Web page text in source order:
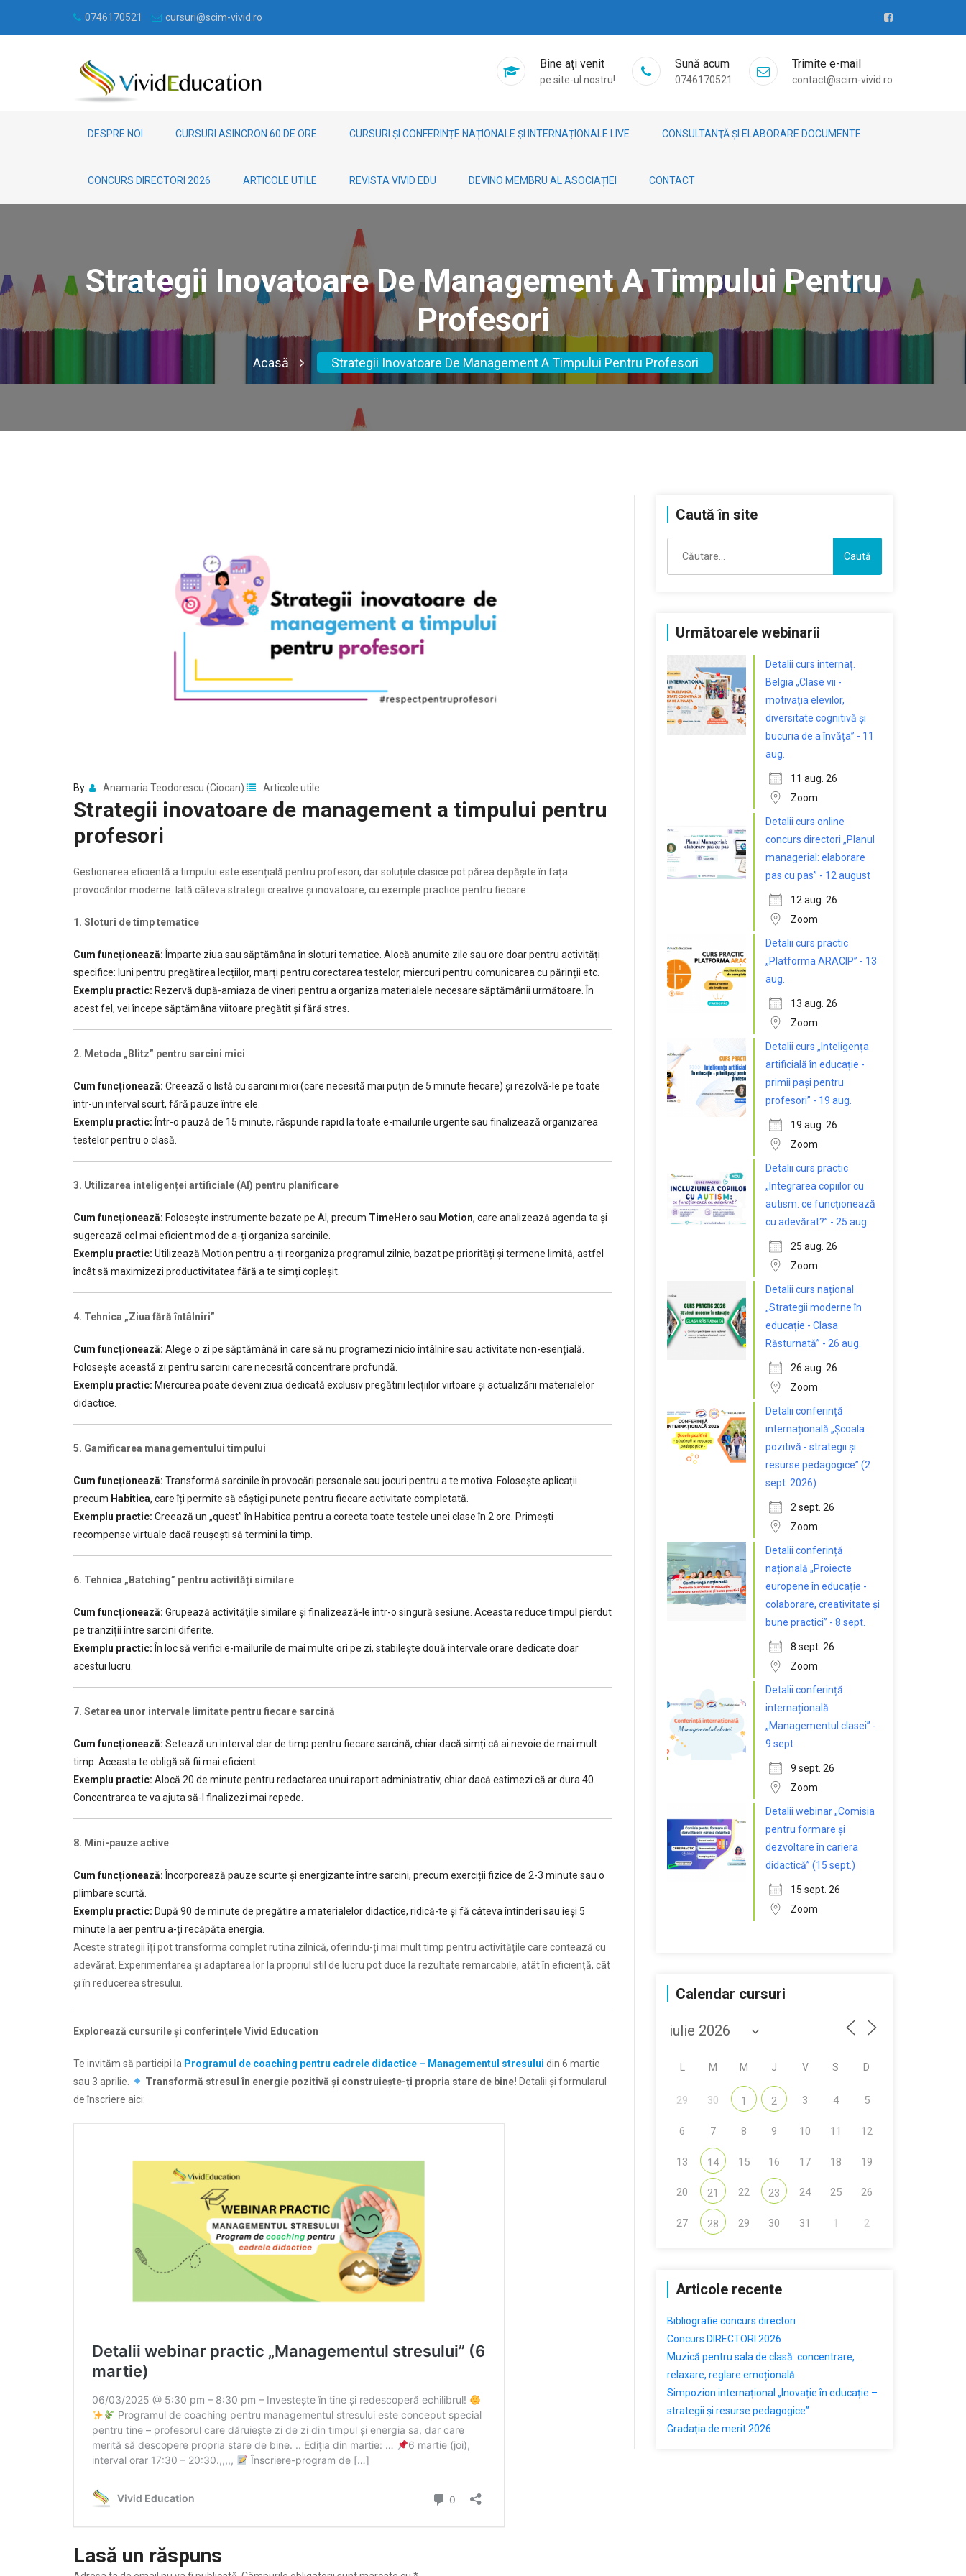
0746170521 cursuri@scim-vivid.ro
Bine ați venit
pe site-ul nostru!
Sună acum
0746170521
Trimite e-mail
contact@scim-vivid.ro
DESPRE NOI CURSURI ASINCRON 60 DE ORE CURSURI ȘI CONFERINȚE NAȚIONALE ȘI INTERNAȚIONALE LIVE CONSULTANŢĂ ȘI ELABORARE DOCUMENTE
CONCURS DIRECTORI 2026 ARTICOLE UTILE REVISTA VIVID EDU DEVINO MEMBRU AL ASOCIAȚIEI CONTACT
Strategii Inovatoare De Management A Timpului Pentru
Profesori
Acasă Strategii Inovatoare De Management A Timpului Pentru Profesori
By: Anamaria Teodorescu (Ciocan) Articole utile
Strategii inovatoare de management a timpului pentru
profesori
Gestionarea eficientă a timpului este esențială pentru profesori, dar soluțiile clasice pot părea depășite în fața
provocărilor moderne. Iată câteva strategii creative și inovatoare, cu exemple practice pentru fiecare:
1. Sloturi de timp tematice
Cum funcționează: Împarte ziua sau săptămâna în sloturi tematice. Alocă anumite zile sau ore doar pentru activități
specifice: luni pentru pregătirea lecțiilor, marți pentru corectarea testelor, miercuri pentru comunicarea cu părinții etc.
Exemplu practic: Rezervă după-amiaza de vineri pentru a organiza materialele necesare săptămânii următoare. În
acest fel, vei începe săptămâna viitoare pregătit și fără stres.
2. Metoda „Blitz” pentru sarcini mici
Cum funcționează: Creează o listă cu sarcini mici (care necesită mai puțin de 5 minute fiecare) și rezolvă-le pe toate
într-un interval scurt, fără pauze între ele.
Exemplu practic: Într-o pauză de 15 minute, răspunde rapid la toate e-mailurile urgente sau finalizează organizarea
testelor pentru o clasă.
3. Utilizarea inteligenței artificiale (AI) pentru planificare
Cum funcționează: Folosește instrumente bazate pe AI, precum TimeHero sau Motion, care analizează agenda ta și
sugerează cel mai eficient mod de a-ți organiza sarcinile.
Exemplu practic: Utilizează Motion pentru a-ți reorganiza programul zilnic, bazat pe priorități și termene limită, astfel
încât să maximizezi productivitatea fără a te simți copleșit.
4. Tehnica „Ziua fără întâlniri”
Cum funcționează: Alege o zi pe săptămână în care să nu programezi nicio întâlnire sau activitate non-esențială.
Folosește această zi pentru sarcini care necesită concentrare profundă.
Exemplu practic: Miercurea poate deveni ziua dedicată exclusiv pregătirii lecțiilor viitoare și actualizării materialelor
didactice.
5. Gamificarea managementului timpului
Cum funcționează: Transformă sarcinile în provocări personale sau jocuri pentru a te motiva. Folosește aplicații
precum Habitica, care îți permite să câștigi puncte pentru fiecare activitate completată.
Exemplu practic: Creează un „quest” în Habitica pentru a corecta toate testele unei clase în 2 ore. Primești
recompense virtuale dacă reușești să termini la timp.
6. Tehnica „Batching” pentru activități similare
Cum funcționează: Grupează activitățile similare și finalizează-le într-o singură sesiune. Aceasta reduce timpul pierdut
pe tranziții între sarcini diferite.
Exemplu practic: În loc să verifici e-mailurile de mai multe ori pe zi, stabilește două intervale orare dedicate doar
acestui lucru.
7. Setarea unor intervale limitate pentru fiecare sarcină
Cum funcționează: Setează un interval clar de timp pentru fiecare sarcină, chiar dacă simți că ai nevoie de mai mult
timp. Aceasta te obligă să fii mai eficient.
Exemplu practic: Alocă 20 de minute pentru redactarea unui raport administrativ, chiar dacă estimezi că ar dura 40.
Concentrarea te va ajuta să-l finalizezi mai repede.
8. Mini-pauze active
Cum funcționează: Încorporează pauze scurte și energizante între sarcini, precum exerciții fizice de 2-3 minute sau o
plimbare scurtă.
Exemplu practic: După 90 de minute de pregătire a materialelor didactice, ridică-te și fă câteva întinderi sau ieși 5
minute la aer pentru a-ți recăpăta energia.
Aceste strategii îți pot transforma complet rutina zilnică, oferindu-ți mai mult timp pentru activitățile care contează cu
adevărat. Experimentarea și adaptarea lor la propriul stil de lucru pot duce la rezultate remarcabile, atât în eficiență, cât
și în reducerea stresului.
Explorează cursurile și conferințele Vivid Education
Te invităm să participi la Programul de coaching pentru cadrele didactice – Managementul stresului din 6 martie
sau 3 aprilie.
Transformă stresul în energie pozitivă și construiește-ți propria stare de bine! Detalii și formularul
de înscriere aici:
Lasă un răspuns
Caută în site
după:
Următoarele webinarii
Detalii curs internaț.
Belgia „Clase vii -
motivația elevilor,
diversitate cognitivă și
bucuria de a învăța” - 11
aug.
11 aug. 26
Zoom
Detalii curs online
concurs directori „Planul
managerial: elaborare
pas cu pas” - 12 august
12 aug. 26
Zoom
Detalii curs practic
„Platforma ARACIP” - 13
aug.
13 aug. 26
Zoom
Detalii curs „Inteligența
artificială în educație -
primii pași pentru
profesori” - 19 aug.
19 aug. 26
Zoom
Detalii curs practic
„Integrarea copiilor cu
autism: ce funcționează
cu adevărat?” - 25 aug.
25 aug. 26
Zoom
Detalii curs național
„Strategii moderne în
educație - Clasa
Răsturnată” - 26 aug.
26 aug. 26
Zoom
Detalii conferință
internațională „Școala
pozitivă - strategii și
resurse pedagogice” (2
sept. 2026)
2 sept. 26
Zoom
Detalii conferință
națională „Proiecte
europene în educație -
colaborare, creativitate și
bune practici” - 8 sept.
8 sept. 26
Zoom
Detalii conferință
internațională
„Managementul clasei” -
9 sept.
9 sept. 26
Zoom
Detalii webinar „Comisia
pentru formare și
dezvoltare în cariera
didactică” (15 sept.)
15 sept. 26
Zoom
Calendar cursuri
M M J V S D
29 30 1 2 3 4 5
6 7 8 9 10 11 12
13 14 15 16 17 18 19
20 21 22 23 24 25 26
27 28 29 30 31 1 2
Articole recente
Bibliografie concurs directori
Concurs DIRECTORI 2026
Muzică pentru sala de clasă: concentrare,
relaxare, reglare emoțională
Simpozion internațional „Inovație în educație –
strategii și resurse pedagogice”
Gradația de merit 2026